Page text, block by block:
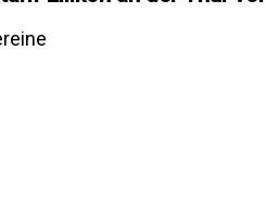
Küche
Küche